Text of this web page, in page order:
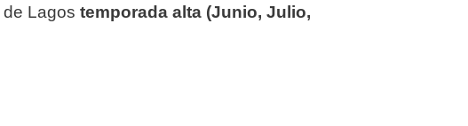
de Lagos temporada alta (Junio, Julio,